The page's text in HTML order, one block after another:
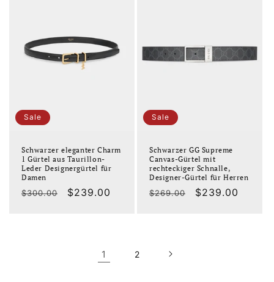
Sale
Schwarzer eleganter Charm
1 Gürtel aus Taurillon-
Leder Designergürtel für
Damen
Normaler
$300.00 Verkaufspreis
$239.00
Sale
Schwarzer GG Supreme
Canvas-Gürtel mit
rechteckiger Schnalle,
Designer-Gürtel für Herren
Normaler
$269.00 Verkaufspreis
$239.00
1 2